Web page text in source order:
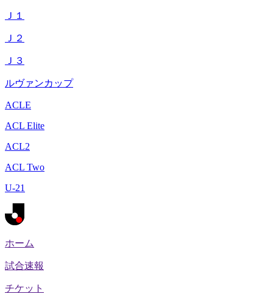
Ｊ１
Ｊ２
Ｊ３
ルヴァンカップ
ACLE
ACL Elite
ACL2
ACL Two
U-21
ホーム
試合速報
チケット